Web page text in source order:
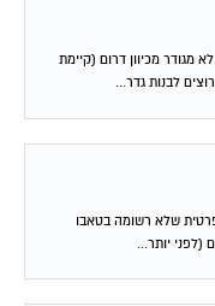
משותף (12 דיירים) אשר לא מגודר מכיוון דרום (קיימת
לבנות גדר...
פרטית שלא רשומה בטאבו
(לפני יותר...